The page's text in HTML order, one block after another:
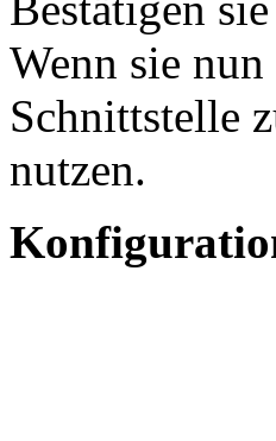
Wenn sie
Schnittstelle
nutzen.